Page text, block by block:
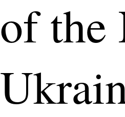
of the